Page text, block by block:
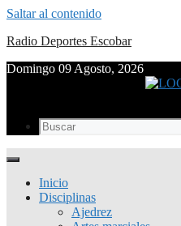
Saltar al contenido
Radio Deportes Escobar
Domingo 09 Agosto, 2026
Inicio
Disciplinas
Ajedrez